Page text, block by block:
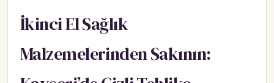
İkinci El Sağlık
Malzemelerinden Sakının: